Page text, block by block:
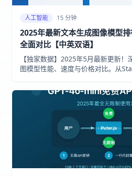
人工智能 15 分钟
2025年最新文本生成图像模型
全面对比【中英双语】
【独家数据】2025年5月最新更新
图模型性能、速度与价格对比。从
AI绘图模型排名全景图！